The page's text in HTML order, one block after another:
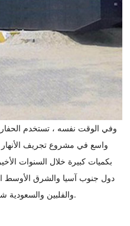
وفي الوقت نفسه ، تستخدم
واسع في مشروع تجريف الأنهار
بكميات كبيرة خلال السنوات
دول جنوب آسيا والشرق الأوسط
والفلبين والسعودية شبه الجزيرة العربية ، قطر ، عمان ، إلخ.